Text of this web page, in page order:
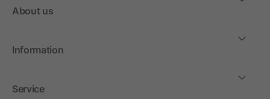
About us
Information
Service